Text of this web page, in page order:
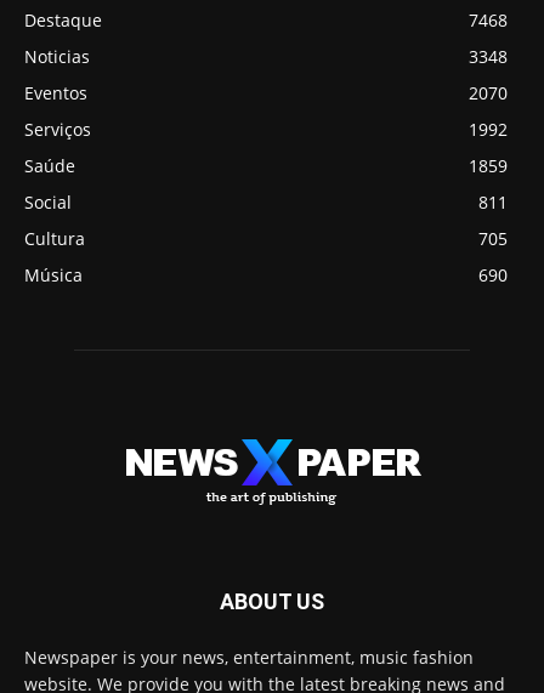
Destaque
7468
Noticias
3348
Eventos
2070
Serviços
1992
Saúde
1859
Social
811
Cultura
705
Música
690
ABOUT US
Newspaper is your news, entertainment, music fashion
website. We provide you with the latest breaking news and